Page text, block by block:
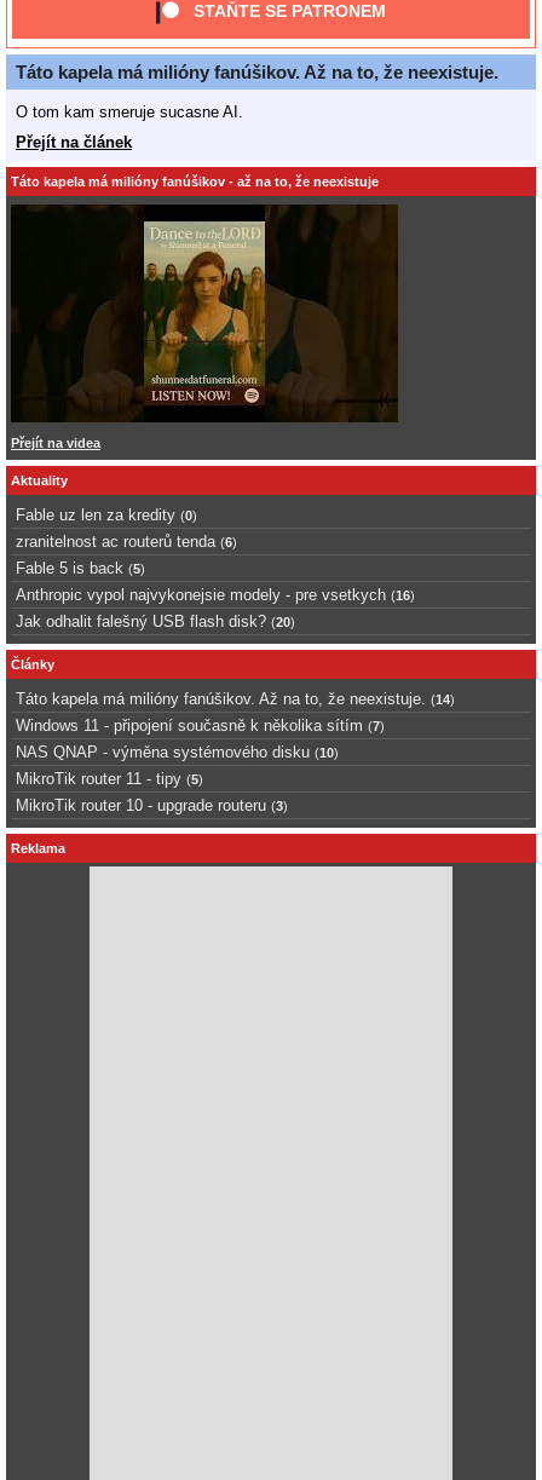
STAŇTE SE PATRONEM
Táto kapela má milióny fanúšikov. Až na to, že neexistuje.
O tom kam smeruje sucasne AI.
Přejít na článek
Táto kapela má milióny fanúšikov - až na to, že neexistuje
Přejít na videa
Aktuality
Fable uz len za kredity (0)
zranitelnost ac routerů tenda (6)
Fable 5 is back (5)
Anthropic vypol najvykonejsie modely - pre vsetkych (16)
Jak odhalit falešný USB flash disk? (20)
Články
Táto kapela má milióny fanúšikov. Až na to, že neexistuje. (14)
Windows 11 - připojení současně k několika sítím (7)
NAS QNAP - výměna systémového disku (10)
MikroTik router 11 - tipy (5)
MikroTik router 10 - upgrade routeru (3)
Reklama